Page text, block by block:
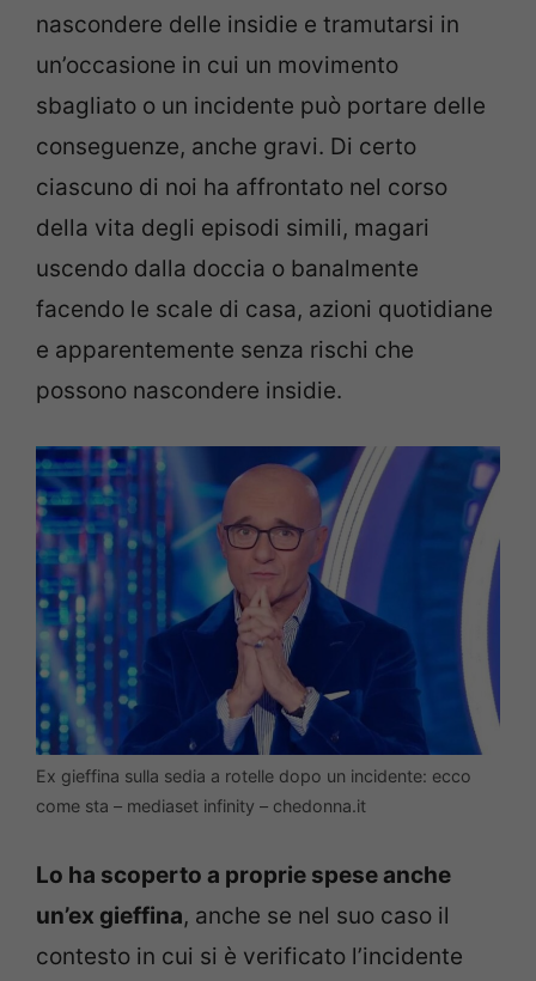
nascondere delle insidie e tramutarsi in
un’occasione in cui un movimento
sbagliato o un incidente può portare delle
conseguenze, anche gravi. Di certo
ciascuno di noi ha affrontato nel corso
della vita degli episodi simili, magari
uscendo dalla doccia o banalmente
facendo le scale di casa, azioni quotidiane
e apparentemente senza rischi che
possono nascondere insidie.
Ex gieffina sulla sedia a rotelle dopo un incidente: ecco
come sta – mediaset infinity – chedonna.it
Lo ha scoperto a proprie spese anche
un’ex gieffina, anche se nel suo caso il
contesto in cui si è verificato l’incidente